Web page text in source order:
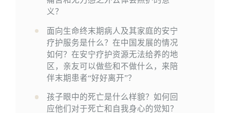
义？
面向生命终末期病人及其家庭的安宁
疗护服务是什么？在中国发展的情况
如何？在安宁疗护资源无法给养的地
区，亲友可以做些和不做什么，来陪
伴末期患者“好好离开”？
孩子眼中的死亡是什么样貌？如何回
应他们对于死亡和自我身心的觉知？